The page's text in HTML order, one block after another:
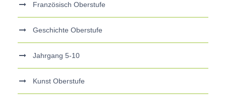
Französisch Oberstufe
Geschichte Oberstufe
Jahrgang 5-10
Kunst Oberstufe